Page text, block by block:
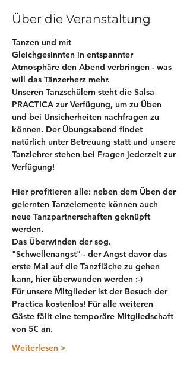
Über die Veranstaltung
Tanzen und mit
Gleichgesinnten in entspannter
Atmosphäre den Abend verbringen - was
will das Tänzerherz mehr.
Unseren Tanzschülern steht die Salsa
PRACTICA zur Verfügung, um zu Üben
und bei Unsicherheiten nachfragen zu
können. Der Übungsabend findet
natürlich unter Betreuung statt und unsere
Tanzlehrer stehen bei Fragen jederzeit zur
Verfügung!
Hier profitieren alle: neben dem Üben der
gelernten Tanzelemente können auch
neue Tanzpartnerschaften geknüpft
werden.
Das Überwinden der sog.
"Schwellenangst" - der Angst davor das
erste Mal auf die Tanzfläche zu gehen
kann, hier überwunden werden :-)
Für unsere Mitglieder ist der Besuch der
Practica kostenlos! Für alle weiteren
Gäste fällt eine temporäre Mitgliedschaft
von 5€ an.
Weiterlesen >